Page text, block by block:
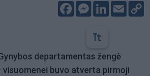
FacebookMessenger
LinkedIn
Email
departamentas žengė
buvo atverta pirmoji